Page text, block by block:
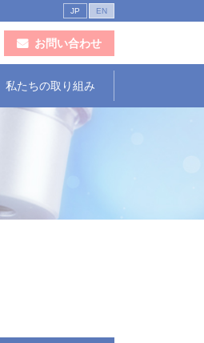
JP EN
お問い合わせ
私たちの取り組み